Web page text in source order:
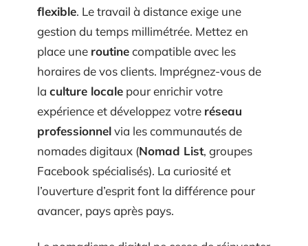
flexible. Le travail à distance exige une
gestion du temps millimétrée. Mettez en
place une routinecompatible avec les
horaires de vos clients. Imprégnez-vous de
la culture locale pour enrichir votre
expérience et développez votre réseau
professionnelvia les communautés de
nomades digitaux (Nomad List, groupes
Facebook spécialisés). La curiosité et
l’ouverture d’esprit font la différence pour
avancer, pays après pays.